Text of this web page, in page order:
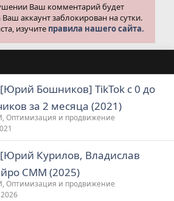
Ваш комментарий будет
Ваш аккаунт заблокирован на сутки.
изучите правила нашего сайта.
[Юрий Бошников] TikTok с 0 до
за 2 месяца (2021)
Оптимизация и продвижение
[Юрий Курилов, Владислав
СММ (2025)
Оптимизация и продвижение